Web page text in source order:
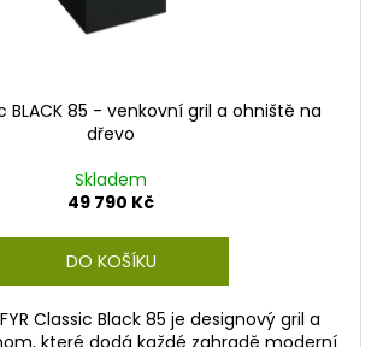
BLACK 85 - venkovní gril a ohniště na
dřevo
Skladem
49 790 Kč
DO KOŠÍKU
Classic Black 85 je designový gril a
které dodá každé zahradě moderní